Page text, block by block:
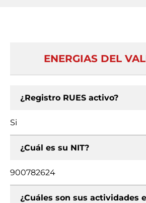
ENERGIAS DEL
¿Registro RUES activo?
Si
¿Cuál es su NIT?
900782624
¿Cuáles son sus actividades